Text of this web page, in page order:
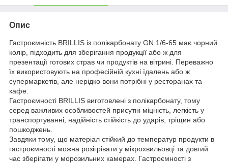
Опис
Гастроємність BRILLIS із полікарбонату GN 1/6-65 має чорний
колір, підходить для зберігання продукції або ж для
презентації готових страв чи продуктів на вітрині. Переважно
їх використовують на професійній кухні їдалень або ж
супермаркетів, але нерідко вони потрібні у ресторанах та
кафе.
Гастроємності BRILLIS виготовлені з полікарбонату, тому
серед важливих особливостей присутні міцність, легкість у
транспортуванні, надійність стійкість до ударів, тріщин або
пошкоджень.
Завдяки тому, що матеріал стійкий до температур продукти в
гастроємності можна розігрівати у мікрохвильовці та довгий
час зберігати у морозильних камерах. Гастроємності з